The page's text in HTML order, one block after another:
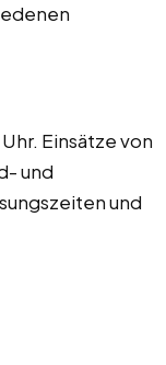
Einsätze von
und
und